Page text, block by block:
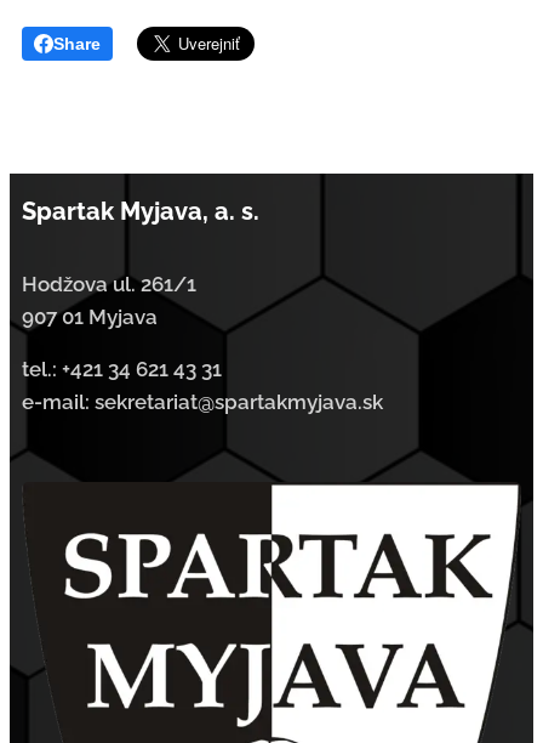
Share
Spartak Myjava, a. s.
Hodžova ul. 261/1
907 01 Myjava
tel.: +421 34 621 43 31
e-mail: sekretariat@spartakmyjava.sk